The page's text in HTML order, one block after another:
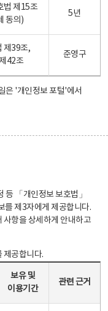
법 제15조
동의)
5년
제39조,
42조
준영구
은 '개인정보 포털'에서
등 「개인정보 보호법」
를 제3자에게 제공합니다.
사항을 상세하게 안내하고
제공합니다.
보유 및
이용기간
관련 근거